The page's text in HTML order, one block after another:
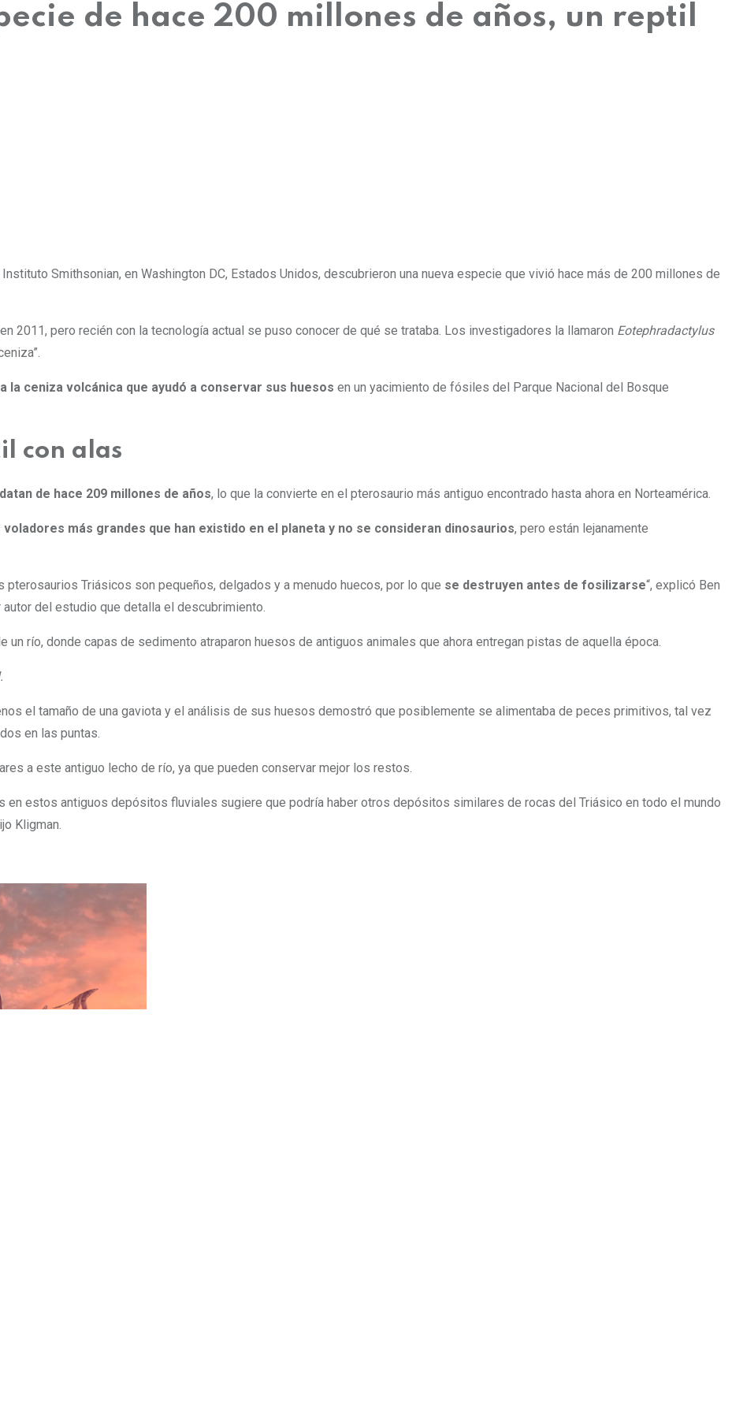
de hace 200 millones de años, un reptil
Smithsonian, en Washington DC, Estados Unidos, descubrieron una nueva especie que vivió hace más de 200 millones de
2011, pero recién con la tecnología actual se puso conocer de qué se trataba. Los investigadores la llamaron Eotephradactylus
la ceniza volcánica que ayudó a conservar sus huesos en un yacimiento de fósiles del Parque Nacional del Bosque
con alas
de hace 209 millones de años, lo que la convierte en el pterosaurio más antiguo encontrado hasta ahora en Norteamérica.
más grandes que han existido en el planeta y no se consideran dinosaurios, pero están lejanamente
Triásicos son pequeños, delgados y a menudo huecos, por lo que se destruyen antes de fosilizarse“, explicó Ben
del estudio que detalla el descubrimiento.
río, donde capas de sedimento atraparon huesos de antiguos animales que ahora entregan pistas de aquella época.
el tamaño de una gaviota y el análisis de sus huesos demostró que posiblemente se alimentaba de peces primitivos, tal vez
en las puntas.
a este antiguo lecho de río, ya que pueden conservar mejor los restos.
en estos antiguos depósitos fluviales sugiere que podría haber otros depósitos similares de rocas del Triásico en todo el mundo
Kligman.